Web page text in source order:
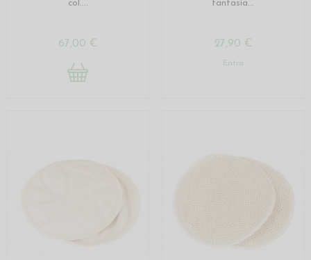
col....
67,00 €
fantasia...
27,90 €
Entra